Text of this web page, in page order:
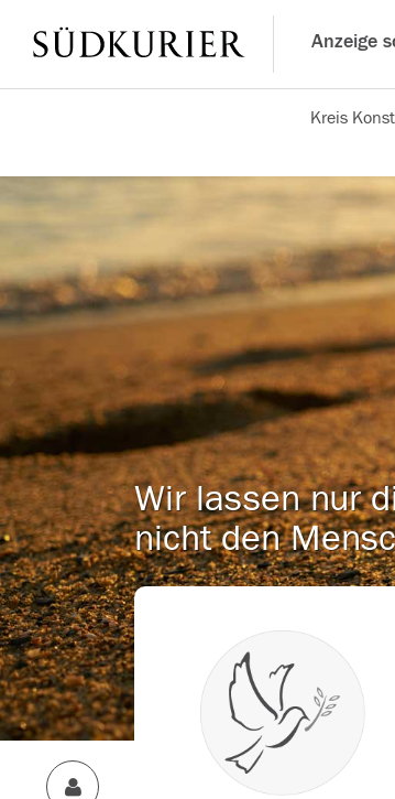
Anzeige
Kreis
Wir lassen nur
nicht den